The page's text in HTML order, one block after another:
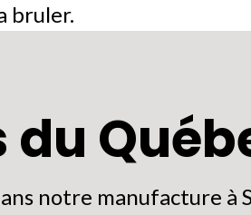
bruler.
notre manufacture à